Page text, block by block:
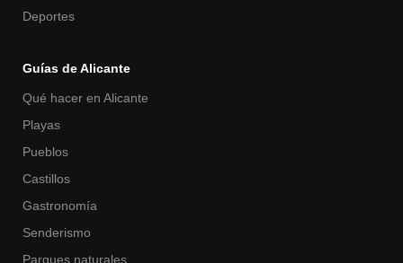
Deportes
Guías de Alicante
Qué hacer en Alicante
Playas
Pueblos
Castillos
Gastronomía
Senderismo
Parques naturales